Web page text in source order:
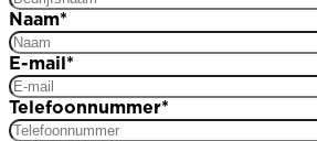
Naam*
E-mail *
Telefoonnummer*